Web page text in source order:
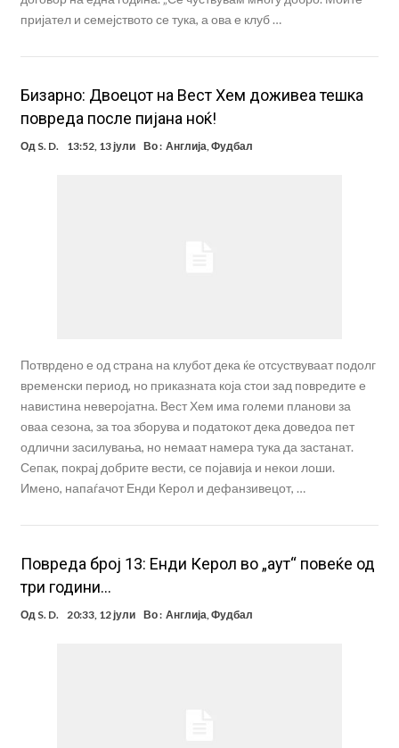
пријател и семејството се тука, а ова е клуб …
Бизарно: Двоецот на Вест Хем доживеа тешка
повреда после пијана ноќ!
Од S. D. 13:52, 13 јули Во : Англија,Фудбал
Потврдено е од страна на клубот дека ќе отсуствуваат подолг
временски период, но приказната која стои зад повредите е
навистина неверојатна. Вест Хем има големи планови за
оваа сезона, за тоа зборува и податокот дека доведоа пет
одлични засилувања, но немаат намера тука да застанат.
Сепак, покрај добрите вести, се појавија и некои лоши.
Имено, напаѓачот Енди Керол и дефанзивецот, …
Повреда број 13: Енди Керол во „аут“ повеќе од
три години…
Од S. D. 20:33, 12 јули Во : Англија Фудбал